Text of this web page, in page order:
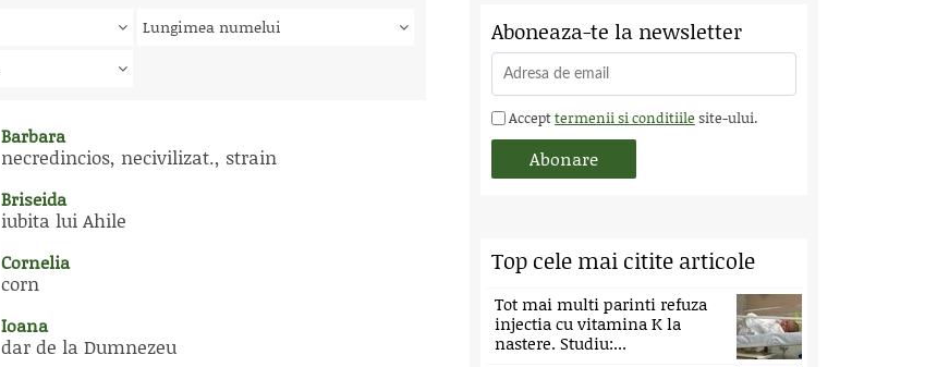
Lungimea numelui
Barbara
necredincios, necivilizat., strain
Briseida
iubita lui Ahile
Cornelia
corn
Ioana
dar de la Dumnezeu
Aboneaza-te la newsletter
Accepttermenii si conditiile site-ului.
Top cele mai citite articole
Tot mai multi parinti refuza
injectia cu vitamina K la
nastere. Studiu:...